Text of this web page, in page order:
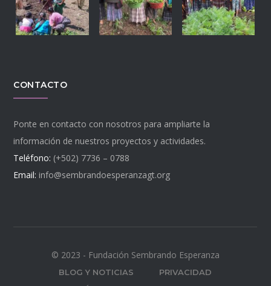
CONTACTO
Ponte en contacto con nosotros para ampliarte la
información de nuestros proyectos y actividades.
Teléfono: (+502) 7736 – 0788
Email: info@sembrandoesperanzagt.org
© 2023 - Fundación Sembrando Esperanza
BLOG Y NOTICIAS
PRIVACIDAD